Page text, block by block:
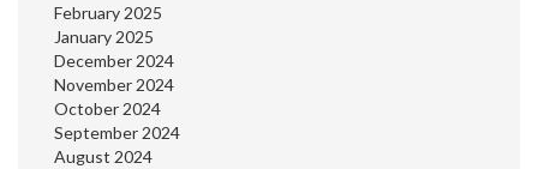
February 2025
January 2025
December 2024
November 2024
October 2024
September 2024
August 2024